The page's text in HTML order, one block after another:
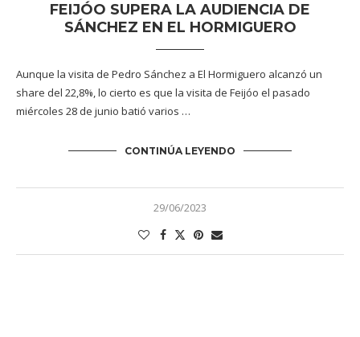
FEIJÓO SUPERA LA AUDIENCIA DE
SÁNCHEZ EN EL HORMIGUERO
Aunque la visita de Pedro Sánchez a El Hormiguero alcanzó un
share del 22,8%, lo cierto es que la visita de Feijóo el pasado
miércoles 28 de junio batió varios …
CONTINÚA LEYENDO
29/06/2023